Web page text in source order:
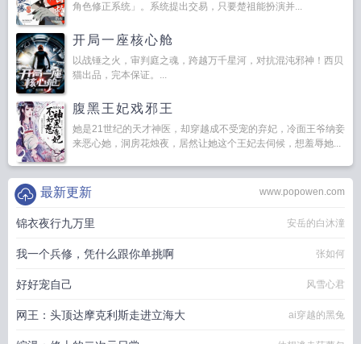
角色修正系统」。系统提出交易，只要楚祖能扮演并...
开局一座核心舱
以战锤之火，审判庭之魂，跨越万千星河，对抗混沌邪神！西贝
猫出品，完本保证。...
腹黑王妃戏邪王
她是21世纪的天才神医，却穿越成不受宠的弃妃，冷面王爷纳妾
来恶心她，洞房花烛夜，居然让她这个王妃去伺候，想羞辱她...
www.popowen.com
最新更新
锦衣夜行九万里 安岳的白沐潼
我一个兵修，凭什么跟你单挑啊 张如何
好好宠自己 风雪心君
网王：头顶达摩克利斯走进立海大 ai穿越的黑兔